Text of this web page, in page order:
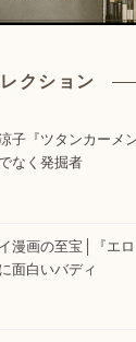
クション
子『ツタンカーメ
なく発掘者
漫画の至宝│『エ
面白いバディ